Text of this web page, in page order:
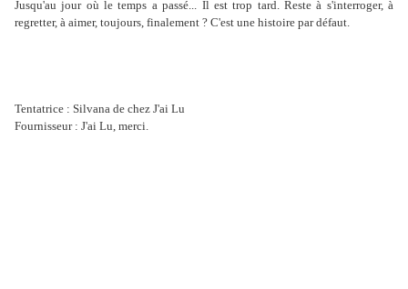
Jusqu'au jour où le temps a passé... Il est trop tard. Reste à s'interroger, à
regretter, à aimer, toujours, finalement ? C'est une histoire par défaut.
Tentatrice : Silvana de chez J'ai Lu
Fournisseur : J'ai Lu, merci.